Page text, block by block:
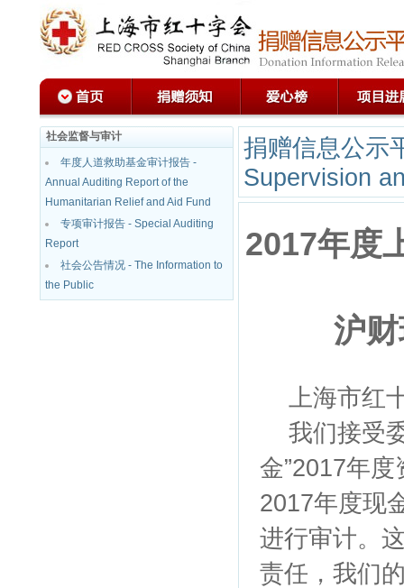
社会监督与审计
年度人道救助基金审计报告 -
Annual Auditing Report of the
Humanitarian Relief and Aid Fund
专项审计报告 - Special Auditing
Report
社会公告情况 - The Information to
the Public
捐赠信息公示
Supervision
2017年度
沪
上海市红
我们接受
金”2017年
2017年度现
进行审计。
责任，我们